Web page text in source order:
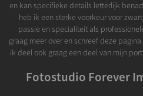
en kan specifieke details letterlijk
heb ik een sterke voorkeur voor
passie en specialiteit als
graag meer over en schreef deze
ik deel ook graag een deel van mijn
Fotostudio Forever